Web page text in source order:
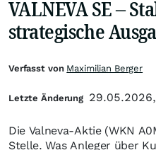
VALNEVA SE –
strategische
Die Valneva-Aktie (WKN
Stelle. Was Anleger über
Verfasst von Maximilian Berger
Letzte Änderung